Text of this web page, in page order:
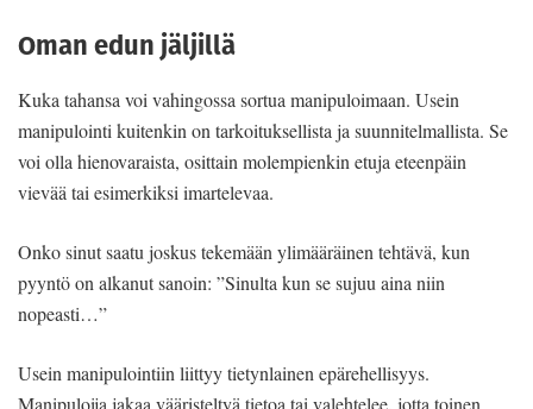
Oman edun jäljillä
Kuka tahansa voi vahingossa sortua manipuloimaan. Usein
manipulointi kuitenkin on tarkoituksellista ja suunnitelmallista. Se
voi olla hienovaraista, osittain molempienkin etuja eteenpäin
vievää tai esimerkiksi imartelevaa.
Onko sinut saatu joskus tekemään ylimääräinen tehtävä, kun
pyyntö on alkanut sanoin: ”Sinulta kun se sujuu aina niin
nopeasti…”
Usein manipulointiin liittyy tietynlainen epärehellisyys.
Manipuloija jakaa vääristeltyä tietoa tai valehtelee, jotta toinen